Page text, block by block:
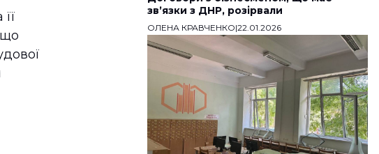
що
звʼязки з ДНР, розірвали
ОЛЕНА КРАВЧЕНКО|22.01.2026